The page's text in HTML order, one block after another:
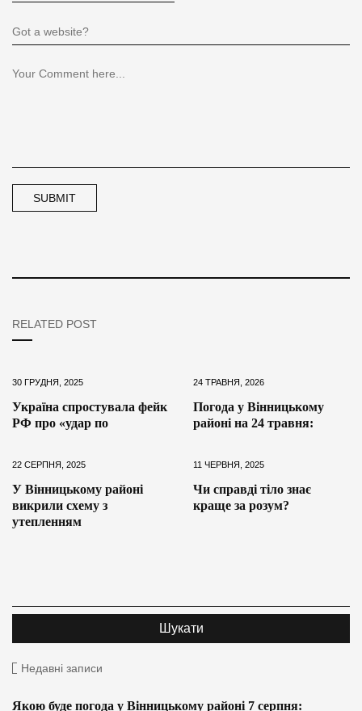
RELATED POST
30 ГРУДНЯ, 2025
Україна спростувала фейк
РФ про «удар по
24 ТРАВНЯ, 2026
Погода у Вінницькому
районі на 24 травня:
22 СЕРПНЯ, 2025
У Вінницькому районі
викрили схему з
утепленням
11 ЧЕРВНЯ, 2025
Чи справді тіло знає
краще за розум?
Недавні записи
Якою буде погода у Вінницькому районі 7 серпня: